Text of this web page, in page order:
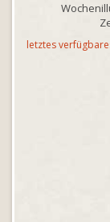
letztes